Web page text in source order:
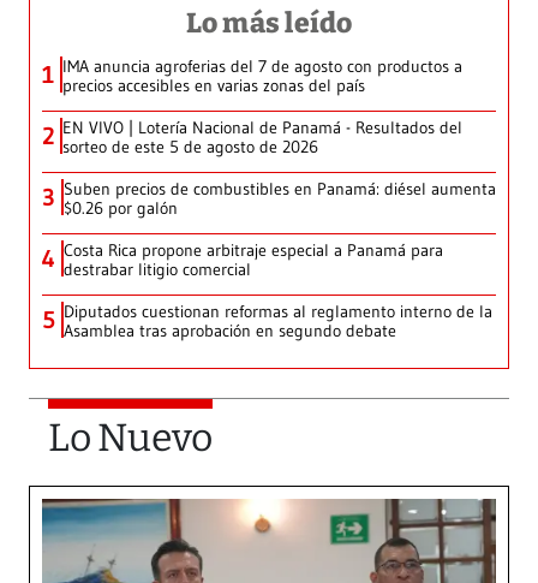
Lo más leído
1 IMA anuncia agroferias del 7 de agosto con productos a
precios accesibles en varias zonas del país
2 EN VIVO | Lotería Nacional de Panamá - Resultados del
sorteo de este 5 de agosto de 2026
3 Suben precios de combustibles en Panamá: diésel aumenta
$0.26 por galón
4 Costa Rica propone arbitraje especial a Panamá para
destrabar litigio comercial
5 Diputados cuestionan reformas al reglamento interno de la
Asamblea tras aprobación en segundo debate
Lo Nuevo